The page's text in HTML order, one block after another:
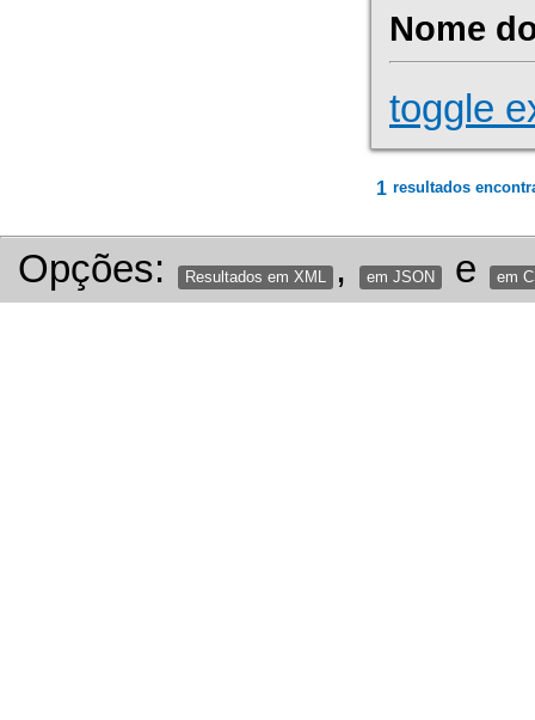
Nome
toggle
1 resultados
Opções: Resultados em XML , em JSON e em